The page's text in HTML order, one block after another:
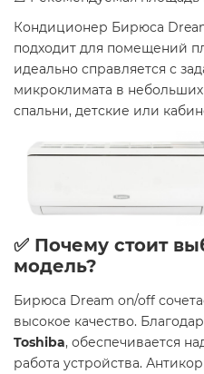
Кондиционер Бирюса
подходит для помещений
идеально справляется с
микроклимата в небольших
спальни, детские или
✅ Почему стоит
модель?
Бирюса Dream on/off
высокое качество.
Toshiba, обеспечивается
работа устройства.